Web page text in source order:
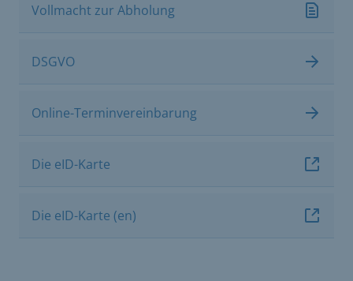
Vollmacht zur Abholung
DSGVO
Online-Terminvereinbarung
Die eID-Karte
Die eID-Karte (en)